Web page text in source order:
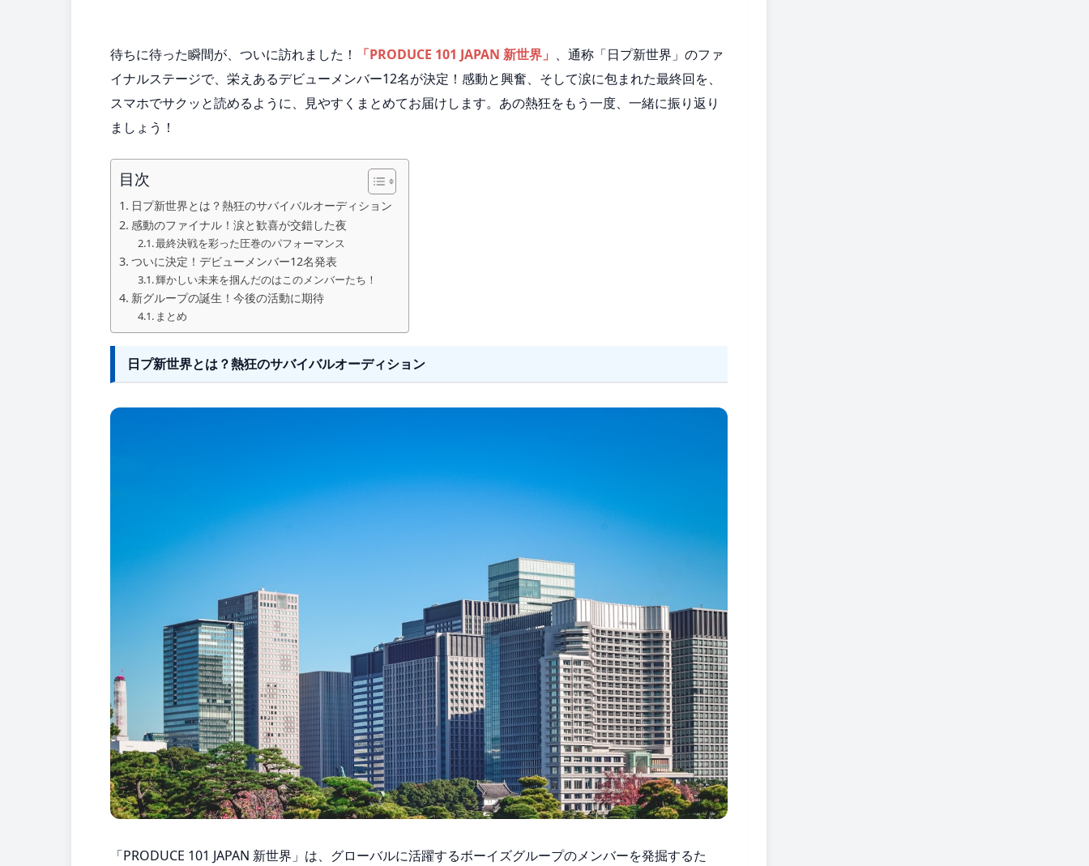
待ちに待った瞬間が、ついに訪れました！ 「PRODUCE 101 JAPAN 新世界」 、通称「日プ新世界」のファ
イナルステージで、栄えあるデビューメンバー12名が決定！感動と興奮、そして涙に包まれた最終回を、
スマホでサクッと読めるように、見やすくまとめてお届けします。あの熱狂をもう一度、一緒に振り返り
ましょう！
目次
日プ新世界とは？熱狂のサバイバルオーディション
感動のファイナル！涙と歓喜が交錯した夜
最終決戦を彩った圧巻のパフォーマンス
ついに決定！デビューメンバー12名発表
輝かしい未来を掴んだのはこのメンバーたち！
新グループの誕生！今後の活動に期待
まとめ
日プ新世界とは？熱狂のサバイバルオーディション
「PRODUCE 101 JAPAN 新世界」は、グローバルに活躍するボーイズグループのメンバーを発掘するた